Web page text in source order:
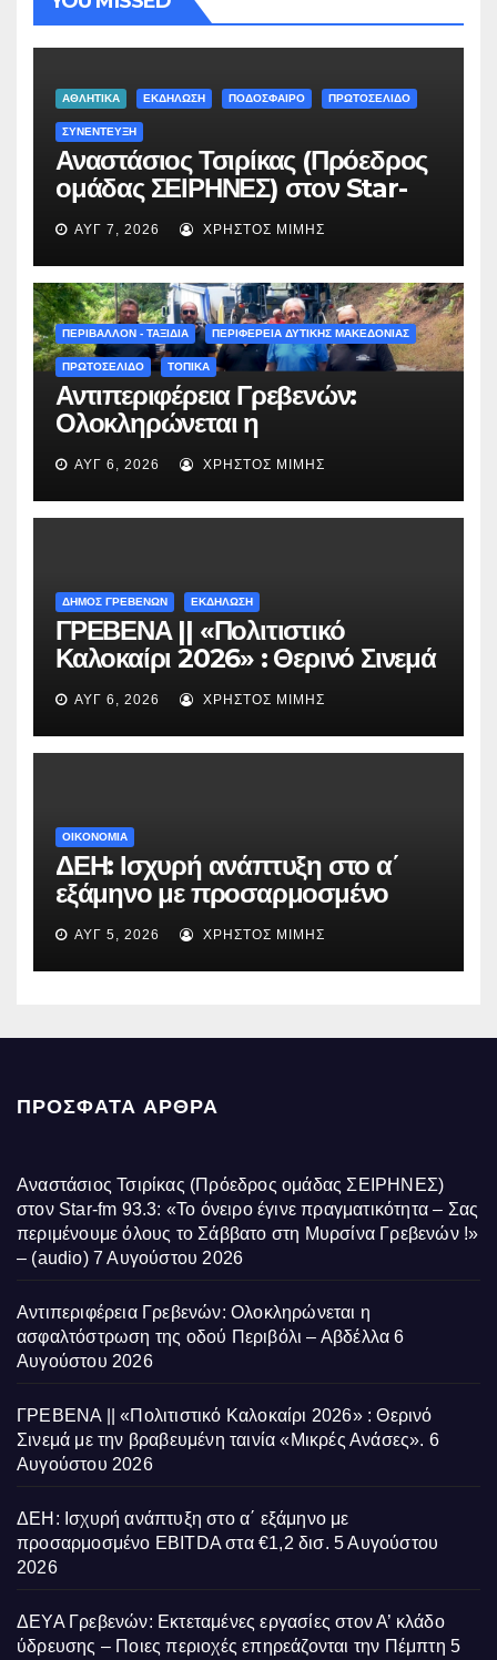
ΑΘΛΗΤΙΚΑ ΕΚΔΗΛΩΣΗ ΠΟΔΟΣΦΑΙΡΟ ΠΡΩΤΟΣΕΛΙΔΟ
ΣΥΝΕΝΤΕΥΞΗ
Αναστάσιος Τσιρίκας (Πρόεδρος
ομάδας ΣΕΙΡΗΝΕΣ) στον Star-
fm 93.3: «Το όνειρο έγινε
πραγματικότητα – Σας
περιμένουμε όλους το Σάββατο
στη Μυρσίνα Γρεβενών !» –
(audio)
ΑΥΓ 7, 2026 ΧΡΉΣΤΟΣ ΜΊΜΗΣ
ΠΕΡΙΒΑΛΛΟΝ - ΤΑΞΙΔΙΑ ΠΕΡΙΦΕΡΕΙΑ ΔΥΤΙΚΗΣ ΜΑΚΕΔΟΝΙΑΣ
ΠΡΩΤΟΣΕΛΙΔΟ ΤΟΠΙΚΑ
Αντιπεριφέρεια Γρεβενών:
Ολοκληρώνεται η
ασφαλτόστρωση της οδού
Περιβόλι – Αβδέλλα
ΑΥΓ 6, 2026 ΧΡΉΣΤΟΣ ΜΊΜΗΣ
ΔΗΜΟΣ ΓΡΕΒΕΝΩΝ ΕΚΔΗΛΩΣΗ
ΓΡΕΒΕΝΑ || «Πολιτιστικό
Καλοκαίρι 2026» : Θερινό Σινεμά
με την βραβευμένη ταινία
«Μικρές Ανάσες».
ΑΥΓ 6, 2026 ΧΡΉΣΤΟΣ ΜΊΜΗΣ
ΟΙΚΟΝΟΜΙΑ
ΔΕΗ: Ισχυρή ανάπτυξη στο α΄
εξάμηνο με προσαρμοσμένο
EBITDA στα €1,2 δισ.
ΑΥΓ 5, 2026 ΧΡΉΣΤΟΣ ΜΊΜΗΣ
ΠΡΌΣΦΑΤΑ ΆΡΘΡΑ
Αναστάσιος Τσιρίκας (Πρόεδρος ομάδας ΣΕΙΡΗΝΕΣ)
στον Star-fm 93.3: «Το όνειρο έγινε πραγματικότητα – Σας
περιμένουμε όλους το Σάββατο στη Μυρσίνα Γρεβενών !»
– (audio) 7 Αυγούστου 2026
Αντιπεριφέρεια Γρεβενών: Ολοκληρώνεται η
ασφαλτόστρωση της οδού Περιβόλι – Αβδέλλα 6
Αυγούστου 2026
ΓΡΕΒΕΝΑ || «Πολιτιστικό Καλοκαίρι 2026» : Θερινό
Σινεμά με την βραβευμένη ταινία «Μικρές Ανάσες». 6
Αυγούστου 2026
ΔΕΗ: Ισχυρή ανάπτυξη στο α΄ εξάμηνο με
προσαρμοσμένο EBITDA στα €1,2 δισ. 5 Αυγούστου
2026
ΔΕΥΑ Γρεβενών: Εκτεταμένες εργασίες στον Α’ κλάδο
ύδρευσης – Ποιες περιοχές επηρεάζονται την Πέμπτη 5